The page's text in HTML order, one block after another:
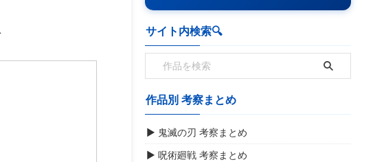
サイト内検索🔍️
作品別 考察まとめ
▶ 鬼滅の刃 考察まとめ
▶ 呪術廻戦 考察まとめ